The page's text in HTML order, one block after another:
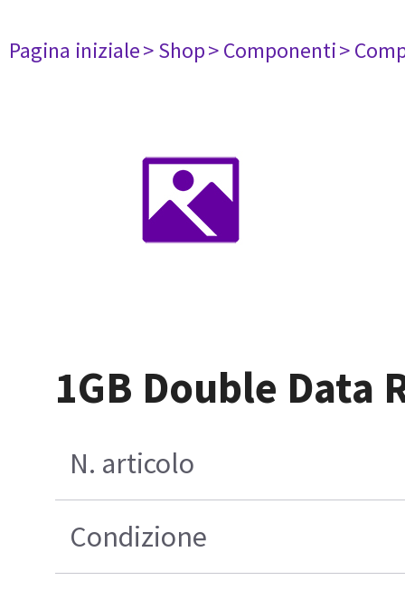
Pagina iniziale> Shop> Componenti>
1GB Double Data
N. articolo
Condizione